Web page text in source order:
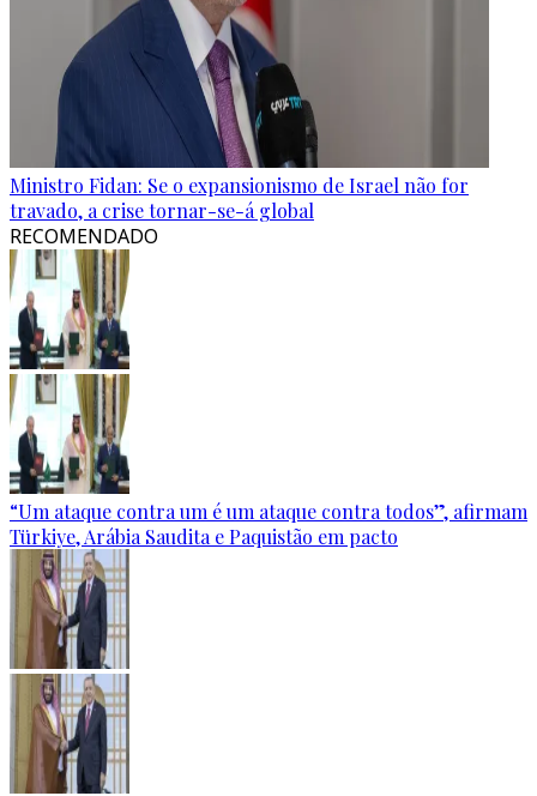
Ministro Fidan: Se o expansionismo de Israel não for
travado, a crise tornar-se-á global
RECOMENDADO
“Um ataque contra um é um ataque contra todos”, afirmam
Türkiye, Arábia Saudita e Paquistão em pacto